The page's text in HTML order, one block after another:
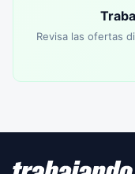
Revisa las ofertas